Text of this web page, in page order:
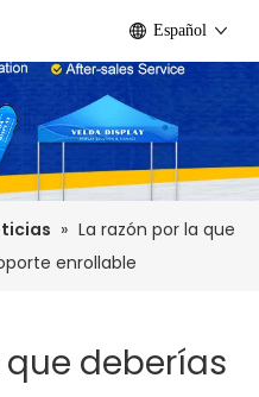
Español
» La razón por la que
enrollable
que deberías